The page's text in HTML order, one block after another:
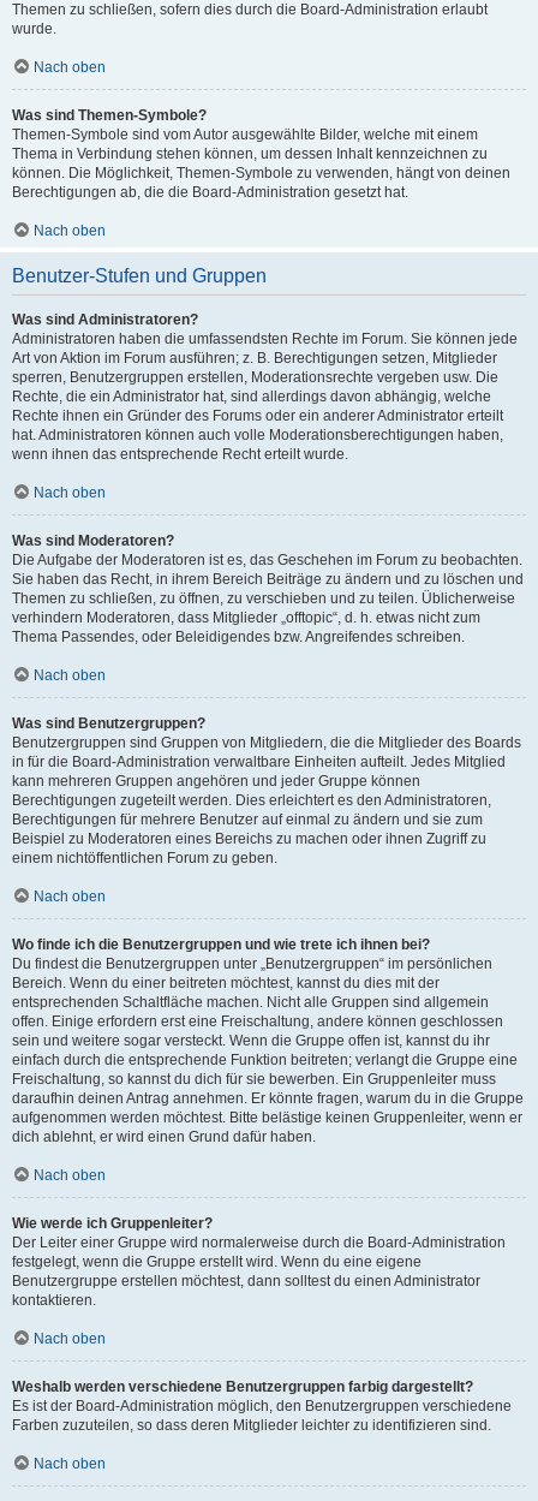
Themen zu schließen, sofern dies durch die Board-Administration erlaubt
wurde.
Nach oben
Was sind Themen-Symbole?
Themen-Symbole sind vom Autor ausgewählte Bilder, welche mit einem
Thema in Verbindung stehen können, um dessen Inhalt kennzeichnen zu
können. Die Möglichkeit, Themen-Symbole zu verwenden, hängt von deinen
Berechtigungen ab, die die Board-Administration gesetzt hat.
Nach oben
Benutzer-Stufen und Gruppen
Was sind Administratoren?
Administratoren haben die umfassendsten Rechte im Forum. Sie können jede
Art von Aktion im Forum ausführen; z. B. Berechtigungen setzen, Mitglieder
sperren, Benutzergruppen erstellen, Moderationsrechte vergeben usw. Die
Rechte, die ein Administrator hat, sind allerdings davon abhängig, welche
Rechte ihnen ein Gründer des Forums oder ein anderer Administrator erteilt
hat. Administratoren können auch volle Moderationsberechtigungen haben,
wenn ihnen das entsprechende Recht erteilt wurde.
Nach oben
Was sind Moderatoren?
Die Aufgabe der Moderatoren ist es, das Geschehen im Forum zu beobachten.
Sie haben das Recht, in ihrem Bereich Beiträge zu ändern und zu löschen und
Themen zu schließen, zu öffnen, zu verschieben und zu teilen. Üblicherweise
verhindern Moderatoren, dass Mitglieder „offtopic“, d. h. etwas nicht zum
Thema Passendes, oder Beleidigendes bzw. Angreifendes schreiben.
Nach oben
Was sind Benutzergruppen?
Benutzergruppen sind Gruppen von Mitgliedern, die die Mitglieder des Boards
in für die Board-Administration verwaltbare Einheiten aufteilt. Jedes Mitglied
kann mehreren Gruppen angehören und jeder Gruppe können
Berechtigungen zugeteilt werden. Dies erleichtert es den Administratoren,
Berechtigungen für mehrere Benutzer auf einmal zu ändern und sie zum
Beispiel zu Moderatoren eines Bereichs zu machen oder ihnen Zugriff zu
einem nichtöffentlichen Forum zu geben.
Nach oben
Wo finde ich die Benutzergruppen und wie trete ich ihnen bei?
Du findest die Benutzergruppen unter „Benutzergruppen“ im persönlichen
Bereich. Wenn du einer beitreten möchtest, kannst du dies mit der
entsprechenden Schaltfläche machen. Nicht alle Gruppen sind allgemein
offen. Einige erfordern erst eine Freischaltung, andere können geschlossen
sein und weitere sogar versteckt. Wenn die Gruppe offen ist, kannst du ihr
einfach durch die entsprechende Funktion beitreten; verlangt die Gruppe eine
Freischaltung, so kannst du dich für sie bewerben. Ein Gruppenleiter muss
daraufhin deinen Antrag annehmen. Er könnte fragen, warum du in die Gruppe
aufgenommen werden möchtest. Bitte belästige keinen Gruppenleiter, wenn er
dich ablehnt, er wird einen Grund dafür haben.
Nach oben
Wie werde ich Gruppenleiter?
Der Leiter einer Gruppe wird normalerweise durch die Board-Administration
festgelegt, wenn die Gruppe erstellt wird. Wenn du eine eigene
Benutzergruppe erstellen möchtest, dann solltest du einen Administrator
kontaktieren.
Nach oben
Weshalb werden verschiedene Benutzergruppen farbig dargestellt?
Es ist der Board-Administration möglich, den Benutzergruppen verschiedene
Farben zuzuteilen, so dass deren Mitglieder leichter zu identifizieren sind.
Nach oben